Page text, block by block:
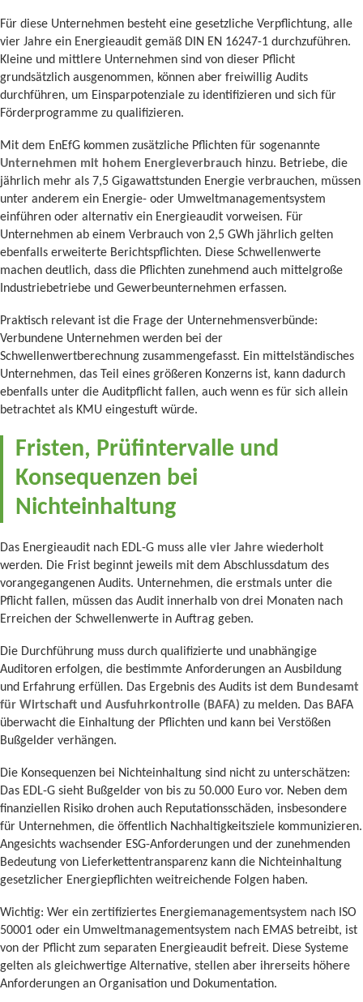
Für diese Unternehmen besteht eine gesetzliche Verpflichtung, alle
vier Jahre ein Energieaudit gemäß DIN EN 16247-1 durchzuführen.
Kleine und mittlere Unternehmen sind von dieser Pflicht
grundsätzlich ausgenommen, können aber freiwillig Audits
durchführen, um Einsparpotenziale zu identifizieren und sich für
Förderprogramme zu qualifizieren.
Mit dem EnEfG kommen zusätzliche Pflichten für sogenannte
Unternehmen mit hohem Energieverbrauch hinzu. Betriebe, die
jährlich mehr als 7,5 Gigawattstunden Energie verbrauchen, müssen
unter anderem ein Energie- oder Umweltmanagementsystem
einführen oder alternativ ein Energieaudit vorweisen. Für
Unternehmen ab einem Verbrauch von 2,5 GWh jährlich gelten
ebenfalls erweiterte Berichtspflichten. Diese Schwellenwerte
machen deutlich, dass die Pflichten zunehmend auch mittelgroße
Industriebetriebe und Gewerbeunternehmen erfassen.
Praktisch relevant ist die Frage der Unternehmensverbünde:
Verbundene Unternehmen werden bei der
Schwellenwertberechnung zusammengefasst. Ein mittelständisches
Unternehmen, das Teil eines größeren Konzerns ist, kann dadurch
ebenfalls unter die Auditpflicht fallen, auch wenn es für sich allein
betrachtet als KMU eingestuft würde.
Fristen, Prüfintervalle und
Konsequenzen bei
Nichteinhaltung
Das Energieaudit nach EDL-G muss alle vier Jahre wiederholt
werden. Die Frist beginnt jeweils mit dem Abschlussdatum des
vorangegangenen Audits. Unternehmen, die erstmals unter die
Pflicht fallen, müssen das Audit innerhalb von drei Monaten nach
Erreichen der Schwellenwerte in Auftrag geben.
Die Durchführung muss durch qualifizierte und unabhängige
Auditoren erfolgen, die bestimmte Anforderungen an Ausbildung
und Erfahrung erfüllen. Das Ergebnis des Audits ist dem Bundesamt
für Wirtschaft und Ausfuhrkontrolle (BAFA) zu melden. Das BAFA
überwacht die Einhaltung der Pflichten und kann bei Verstößen
Bußgelder verhängen.
Die Konsequenzen bei Nichteinhaltung sind nicht zu unterschätzen:
Das EDL-G sieht Bußgelder von bis zu 50.000 Euro vor. Neben dem
finanziellen Risiko drohen auch Reputationsschäden, insbesondere
für Unternehmen, die öffentlich Nachhaltigkeitsziele kommunizieren.
Angesichts wachsender ESG-Anforderungen und der zunehmenden
Bedeutung von Lieferkettentransparenz kann die Nichteinhaltung
gesetzlicher Energiepflichten weitreichende Folgen haben.
Wichtig: Wer ein zertifiziertes Energiemanagementsystem nach ISO
50001 oder ein Umweltmanagementsystem nach EMAS betreibt, ist
von der Pflicht zum separaten Energieaudit befreit. Diese Systeme
gelten als gleichwertige Alternative, stellen aber ihrerseits höhere
Anforderungen an Organisation und Dokumentation.